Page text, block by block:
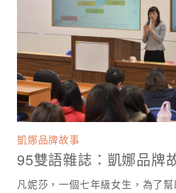
凱娜品牌故事
95雙語雜誌：凱娜品牌
凡妮莎，一個七年級女生，為了